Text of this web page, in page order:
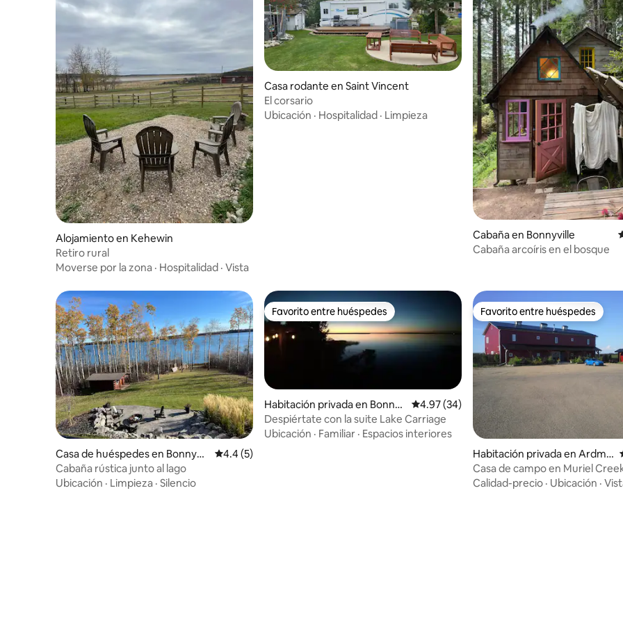
Alojamiento en Kehewin
Retiro rural
Moverse por la zona · Hospitalidad · Vista
Casa rodante en Saint Vincent
El corsario
Ubicación · Hospitalidad · Limpieza
Cabaña en Bonnyville
Cabaña arcoíris en el bosque
Casa de huéspedes en Bonnyvill
e
Calificación promedio: 4.4 de 5, 5 reseñas
4.4 (5)
Cabaña rústica junto al lago
Ubicación · Limpieza · Silencio
Favorito entre huéspedes
Favorito entre huéspedes
Habitación privada en Bonnyv
ille No. 87
Calificación promedio: 4.97 de 5, 34 reseñas
4.97 (34)
Despiértate con la suite Lake Carriage
Ubicación · Familiar · Espacios interiores
Favorito entre huéspedes
Favorito entre huéspedes
Habitación privada en Ardmo
re
Casa de campo en Muriel
Calidad-precio · Ubicación ·